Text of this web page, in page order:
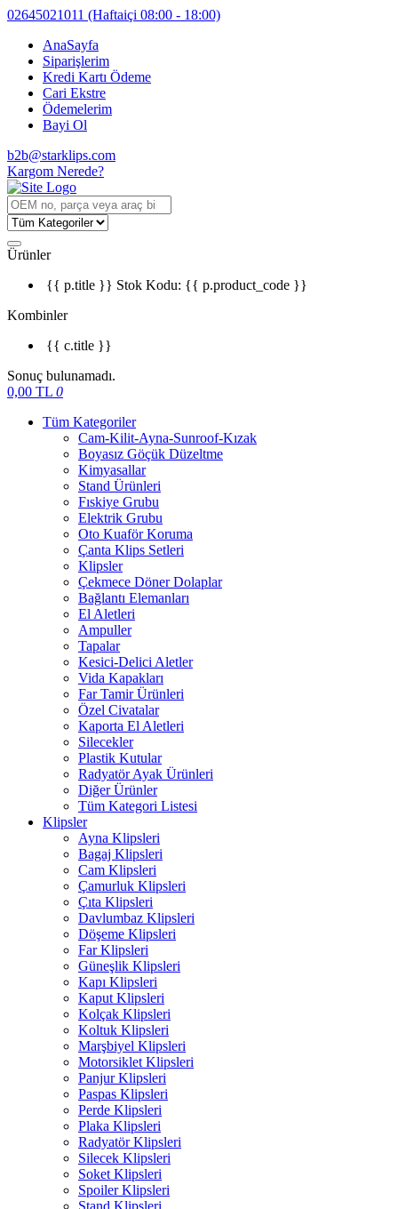
02645021011 (Haftaiçi 08:00 - 18:00)
AnaSayfa
Siparişlerim
Kredi Kartı Ödeme
Cari Ekstre
Ödemelerim
Bayi Ol
b2b@starklips.com
Kargom Nerede?
Ürünler
{{ p.title }} Stok Kodu: {{ p.product_code }}
Kombinler
{{ c.title }}
Sonuç bulunamadı.
0,00 TL 0
Tüm Kategoriler
Cam-Kilit-Ayna-Sunroof-Kızak
Boyasız Göçük Düzeltme
Kimyasallar
Stand Ürünleri
Fıskiye Grubu
Elektrik Grubu
Oto Kuaför Koruma
Çanta Klips Setleri
Klipsler
Çekmece Döner Dolaplar
Bağlantı Elemanları
El Aletleri
Ampuller
Tapalar
Kesici-Delici Aletler
Vida Kapakları
Far Tamir Ürünleri
Özel Civatalar
Kaporta El Aletleri
Silecekler
Plastik Kutular
Radyatör Ayak Ürünleri
Diğer Ürünler
Tüm Kategori Listesi
Klipsler
Ayna Klipsleri
Bagaj Klipsleri
Cam Klipsleri
Çamurluk Klipsleri
Çıta Klipsleri
Davlumbaz Klipsleri
Döşeme Klipsleri
Far Klipsleri
Güneşlik Klipsleri
Kapı Klipsleri
Kaput Klipsleri
Kolçak Klipsleri
Koltuk Klipsleri
Marşbiyel Klipsleri
Motorsiklet Klipsleri
Panjur Klipsleri
Paspas Klipsleri
Perde Klipsleri
Plaka Klipsleri
Radyatör Klipsleri
Silecek Klipsleri
Soket Klipsleri
Spoiler Klipsleri
Stand Klipsleri